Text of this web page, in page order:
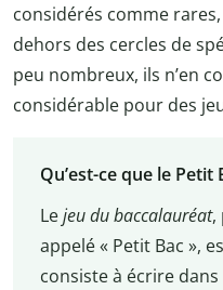
considérés comme
dehors des cercles de
peu nombreux, ils n’en
considérable pour des
Qu’est-ce que le Petit
Lejeu du baccalauréat,
appelé « Petit Bac »,
consiste à écrire